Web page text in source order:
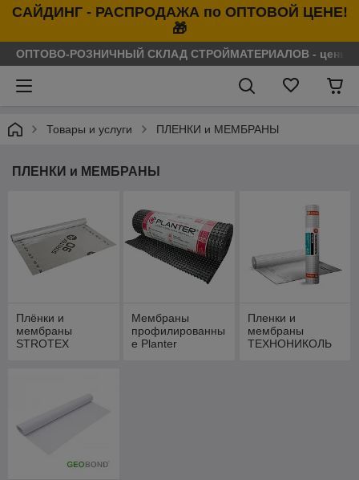
САЙДИНГ - РАСПРОДАЖА по ОПТОВОЙ ЦЕНЕ!
🎁
ОПТОВО-РОЗНИЧНЫЙ СКЛАД СТРОЙМАТЕРИАЛОВ - цены
Товары и услуги ПЛЕНКИ и МЕМБРАНЫ
ПЛЕНКИ и МЕМБРАНЫ
Плёнки и
мембраны
STROTEX
Мембраны
профилированны
е Planter
Пленки и
мембраны
ТЕХНОНИКОЛЬ